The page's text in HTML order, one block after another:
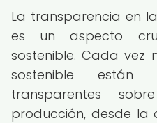
La transparencia en
es un aspecto
sostenible. Cada
sostenible
transparentes
producción, desde la